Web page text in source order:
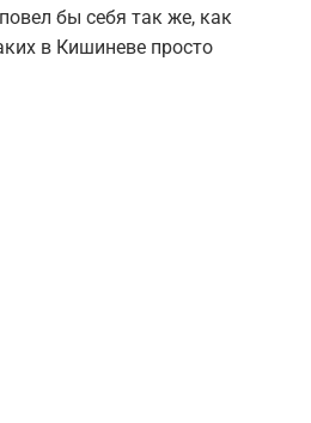
бы себя так же, как
в Кишиневе просто